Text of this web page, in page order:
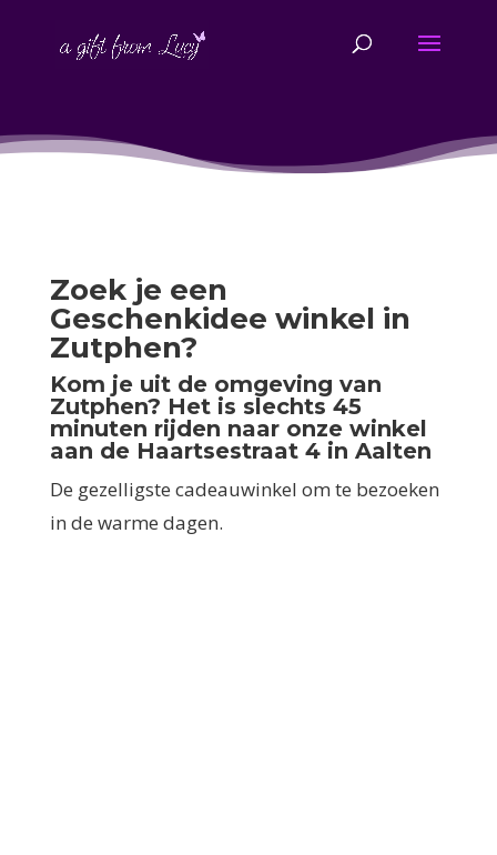
Zoek je een
Geschenkidee winkel in
Zutphen?
Kom je uit de omgeving van
Zutphen? Het is slechts 45
minuten rijden naar onze winkel
aan de Haartsestraat 4 in Aalten
De gezelligste cadeauwinkel om te bezoeken
in de warme dagen.